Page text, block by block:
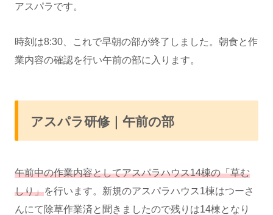
アスパラです。
時刻は8:30、これで早朝の部が終了しました。朝食と作
業内容の確認を行い午前の部に入ります。
アスパラ研修｜午前の部
午前中の作業内容としてアスパラハウス14棟の「草む
しり」を行います。新規のアスパラハウス1棟はつーさ
んにて除草作業済と聞きましたので残りは14棟となり